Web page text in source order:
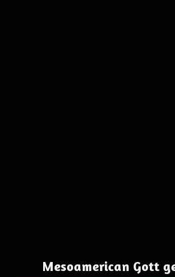
Mesoamerican Gott